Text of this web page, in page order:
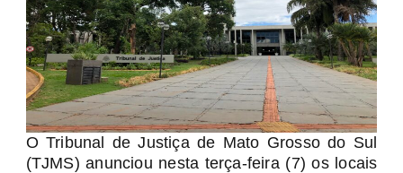
O Tribunal de Justiça de Mato Grosso do Sul
(TJMS) anunciou nesta terça-feira (7) os locais